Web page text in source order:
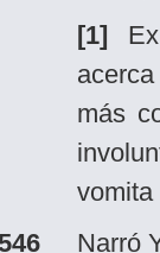
[1]
más
vomita
Narró